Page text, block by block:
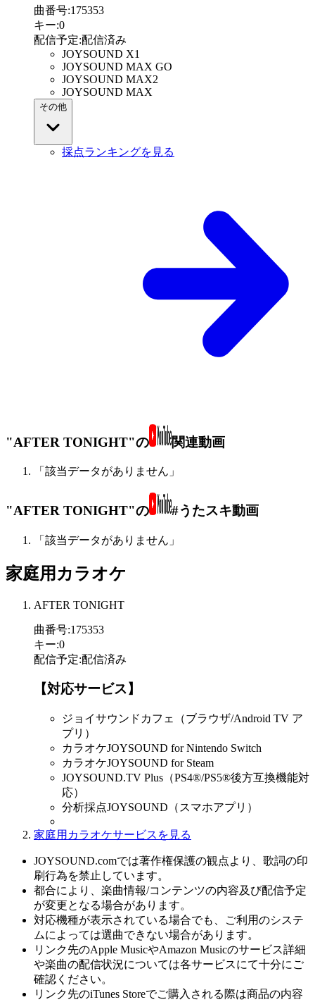
曲番号:175353
キー:0
配信予定:配信済み
JOYSOUND X1
JOYSOUND MAX GO
JOYSOUND MAX2
JOYSOUND MAX
その他
採点ランキングを見る
"AFTER TONIGHT"の 関連動画
「該当データがありません」
"AFTER TONIGHT"の #うたスキ動画
「該当データがありません」
家庭用カラオケ
AFTER TONIGHT
曲番号:175353
キー:0
配信予定:配信済み
【対応サービス】
ジョイサウンドカフェ（ブラウザ/Android TV ア
プリ）
カラオケJOYSOUND for Nintendo Switch
カラオケJOYSOUND for Steam
JOYSOUND.TV Plus（PS4®/PS5®後方互換機能対
応）
分析採点JOYSOUND（スマホアプリ）
家庭用カラオケサービスを見る
JOYSOUND.comでは著作権保護の観点より、歌詞の印
刷行為を禁止しています。
都合により、楽曲情報/コンテンツの内容及び配信予定
が変更となる場合があります。
対応機種が表示されている場合でも、ご利用のシステ
ムによっては選曲できない場合があります。
リンク先のApple MusicやAmazon Musicのサービス詳細
や楽曲の配信状況については各サービスにて十分にご
確認ください。
リンク先のiTunes Storeでご購入される際は商品の内容